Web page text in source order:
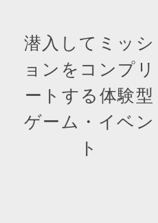
潜入してミッシ
ョンをコンプリ
ートする体験型
ゲーム・イベン
ト